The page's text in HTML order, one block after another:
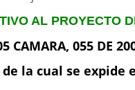
AL PROYECTO
CAMARA, 055 DE
la cual se expide